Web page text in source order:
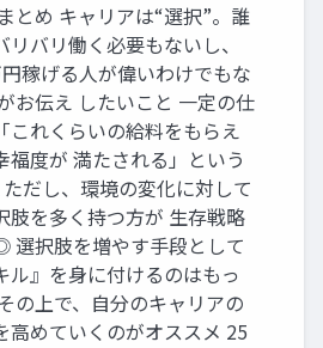
とめ キャリアは“選択”。誰
リバリ働く必要もないし、
稼げる人が偉いわけでもな
お伝え したいこと 一定の仕
これくらいの給料をもらえ
福度が 満たされる」という
ただし、環境の変化に対して
肢を多く持つ方が 生存戦略
選択肢を増やす手段として
ル』を身に付けるのはもっ
の上で、自分のキャリアの
高めていくのがオススメ 25